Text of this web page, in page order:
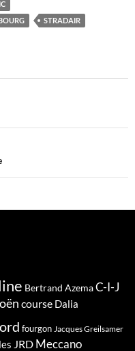
STRADAIR
Bertrand AzemaC-I-J
course Dalia
fourgon Jacques Greilsamer
JRD Meccano